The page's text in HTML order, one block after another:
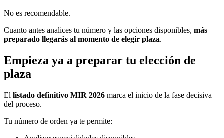
No es recomendable.
Cuanto antes analices tu número y las opciones disponibles, más
preparado llegarás al momento de elegir plaza.
Empieza ya a preparar tu elección de
plaza
El listado definitivo MIR 2026 marca el inicio de la fase decisiva
del proceso.
Tu número de orden ya te permite: